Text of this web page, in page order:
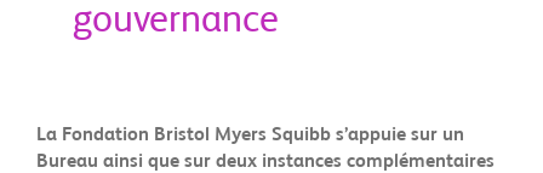
gouvernance
La Fondation Bristol Myers Squibb s’appuie sur un
Bureau ainsi que sur deux instances complémentaires